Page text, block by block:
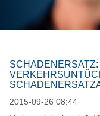
2015-09-26 08:44